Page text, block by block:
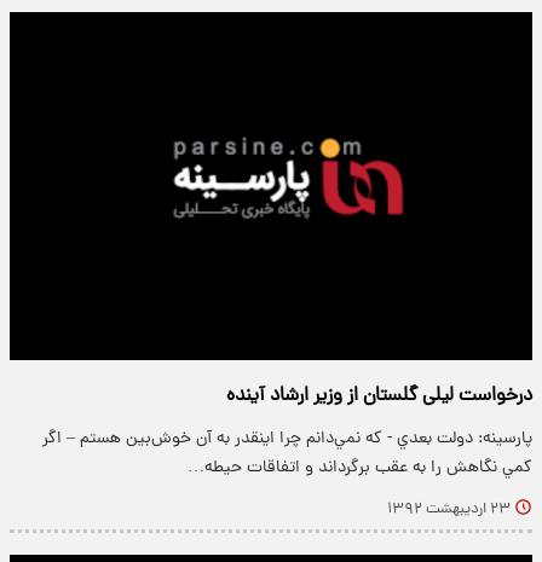
درخواست لیلی گلستان از وزیر ارشاد آینده
پارسینه: دولت بعدي - كه نمي‌دانم چرا اينقدر به آن خوش‌بين هستم – اگر
كمي نگاهش را به عقب برگرداند و اتفاقات حيطه…
۲۳ اردیبهشت ۱۳۹۲